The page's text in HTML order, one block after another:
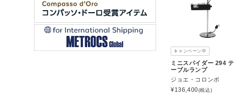
キャンペーン中
ミニスパイダー 294 テ
ーブルランプ
ジョエ・コロンボ
¥136,400(税込)